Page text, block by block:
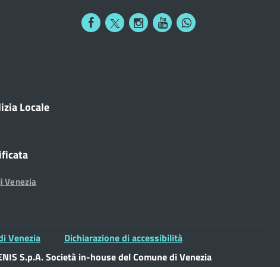
Locale
Venezia
Venezia
Dichiarazione di accessibilità
S.p.A. Società in-house del Comune di Venezia